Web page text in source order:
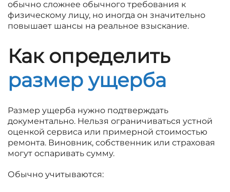
обычно сложнее обычного требования к
физическому лицу, но иногда он значительно
повышает шансы на реальное взыскание.
Как определить
размер ущерба
Размер ущерба нужно подтверждать
документально. Нельзя ограничиваться устной
оценкой сервиса или примерной стоимостью
ремонта. Виновник, собственник или страховая
могут оспаривать сумму.
Обычно учитываются: